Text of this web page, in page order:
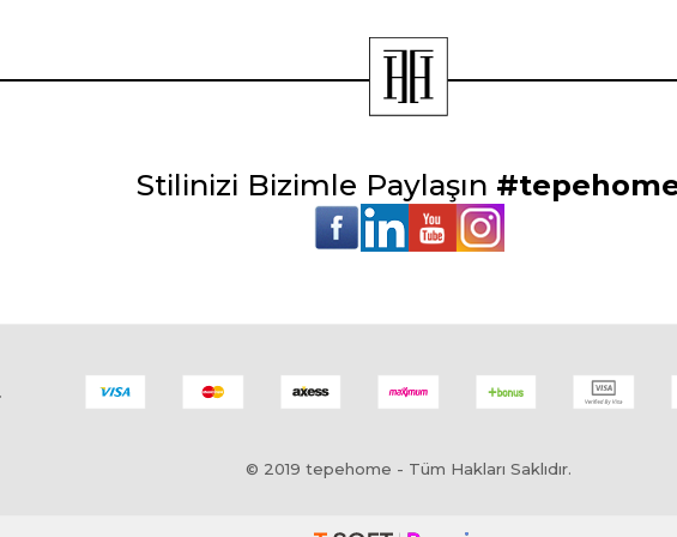
Stilinizi Bizimle Paylaşın
© 2019 tepehome - Tüm Hakları Saklıdır.